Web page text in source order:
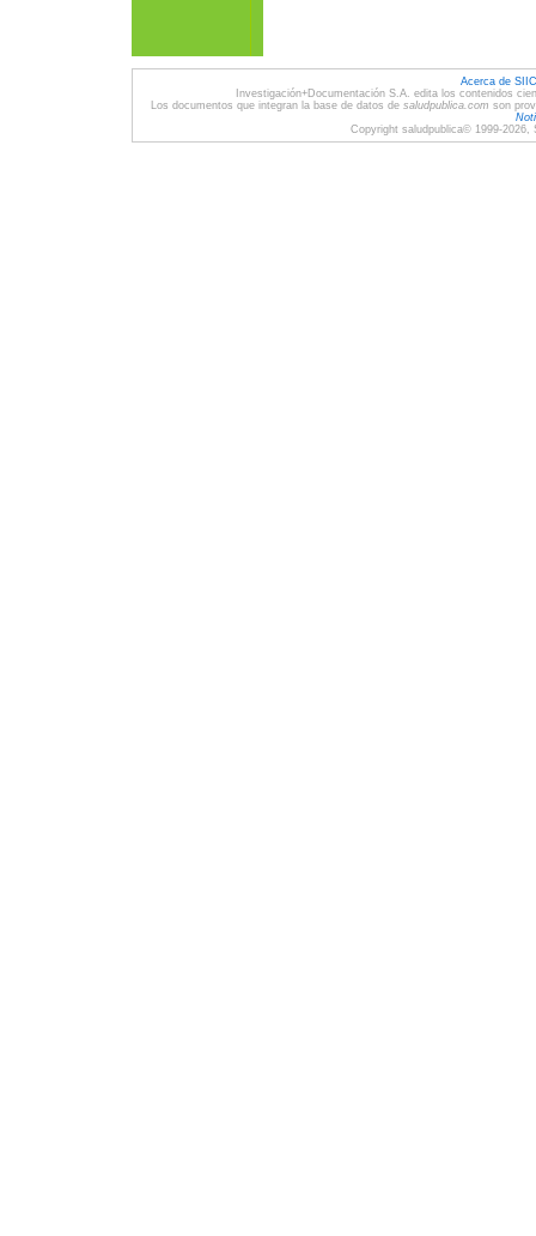
Acerca de
Investigación+Documentación S.A. edita los contenidos
Los documentos que integran la base de datos de saludpublica.com son
Copyright saludpublica© 1999-